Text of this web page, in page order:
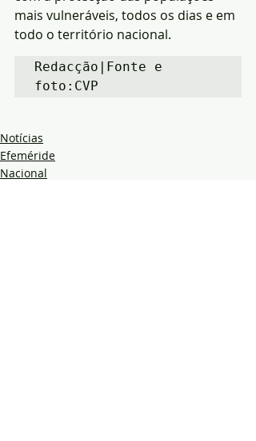
mais vulneráveis, todos os dias e em
todo o território nacional.
Redacção|Fonte e
foto:CVP
Notícias
Efeméride
Nacional